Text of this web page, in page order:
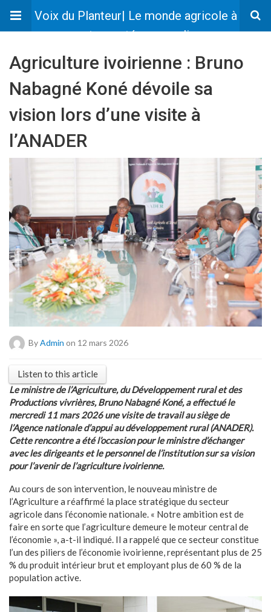
Voix du Planteur| Le monde agricole à
votre portée en un clic
Agriculture ivoirienne : Bruno
Nabagné Koné dévoile sa
vision lors d’une visite à
l’ANADER
By Admin on 12 mars 2026
Listen to this article
Le ministre de l’Agriculture, du Développement rural et des
Productions vivrières, Bruno Nabagné Koné, a effectué le
mercredi 11 mars 2026 une visite de travail au siège de
l’Agence nationale d’appui au développement rural (ANADER).
Cette rencontre a été l’occasion pour le ministre d’échanger
avec les dirigeants et le personnel de l’institution sur sa vision
pour l’avenir de l’agriculture ivoirienne.
Au cours de son intervention, le nouveau ministre de
l’Agriculture a réaffirmé la place stratégique du secteur
agricole dans l’économie nationale. « Notre ambition est de
faire en sorte que l’agriculture demeure le moteur central de
l’économie », a-t-il indiqué. Il a rappelé que ce secteur constitue
l’un des piliers de l’économie ivoirienne, représentant plus de 25
% du produit intérieur brut et employant plus de 60 % de la
population active.